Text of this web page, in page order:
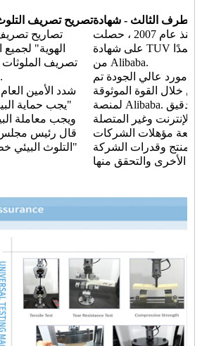
تصريح تصريف
تصاريح
الهوية"
تصريف
البيئة في بلدية شيامن.
شدد الأمين
"يجب حماية
ويجب معاملة
قال رئيس مجلس
"التلوث
منذ عام 2007 ، حصلت Finehope باستمرار
على شهادة TUV وأصبحت موردًا معتمدًا
من Alibaba.
هو مورد عالي الجودة تم
خلال القوة الموثوقة
لمنصة Alibaba. من خلال عمليات التدقيق
الإنترنت وغير المتصلة
مؤهلات الشركات
المنتج وقدرات الشركة